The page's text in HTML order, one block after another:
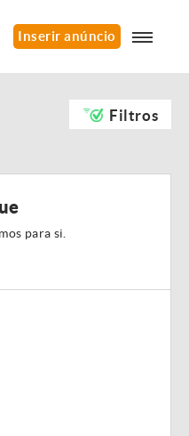
Inserir anúncio
Filtros
para si.